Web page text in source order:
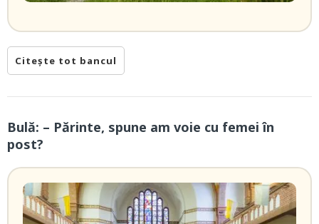
Citește tot bancul
Bulă: – Părinte, spune am voie cu femei în
post?